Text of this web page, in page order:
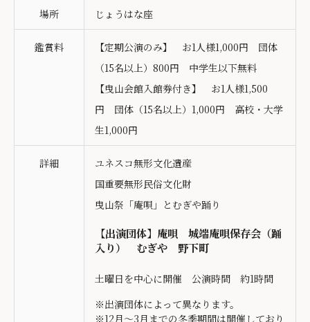
場所 じょうはな座
鑑賞料
【定期公演のみ】 お1人様1,000円 団体
（15名以上）800円 中学生以下無料
【曳山会館入館券付き】 お1人様1,500
円 団体（15名以上）1,000円 高校・大学
生1,000円
詳細
ユネスコ無形文化遺産
国重要無形民俗文化財
曳山祭「庵唄」とむぎや踊り
【出演団体】庵唄 城端庵唄保存会（踊
入り） むぎや 野下町
土曜日を中心に開催 公演時間 約1時間
※出演団体によって異なります。
※12月～3月までの冬季期間は開催しており